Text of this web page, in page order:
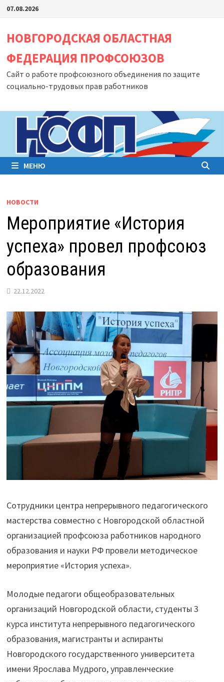
Перейти
содержимому
07.08.2026
НОВГОРОДСКАЯ ОБЛАСТНАЯ
ФЕДЕРАЦИЯ ПРОФСОЮЗОВ
Сайт о работе профсоюзного объединения по защите
социально-трудовых прав работников
МЕНЮ
НОВОСТИ
Мероприятие «История
успеха» провел профсоюз
образования
22.12.2022
Сотрудники центра непрерывного педагогического
мастерства совместно с Новгородской областной
организацией профсоюза работников народного
образования и науки РФ провели методическое
мероприятие «История успеха».
Молодые педагоги общеобразовательных
организаций Новгородской области, студенты 3
курса института непрерывного педагогического
образования, магистранты и аспиранты
Новгородского государственного университета
имени Ярослава Мудрого, управленческие